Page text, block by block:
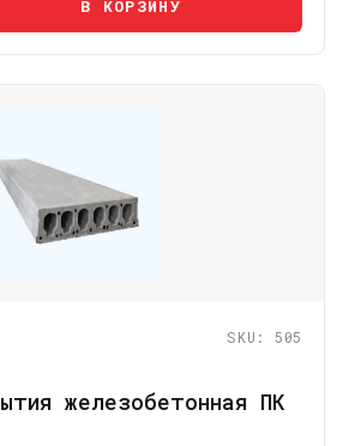
В КОРЗИНУ
SKU: 505
железобетонная ПК